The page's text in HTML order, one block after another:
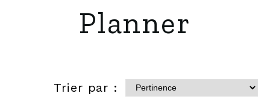
Planner
Trier par :